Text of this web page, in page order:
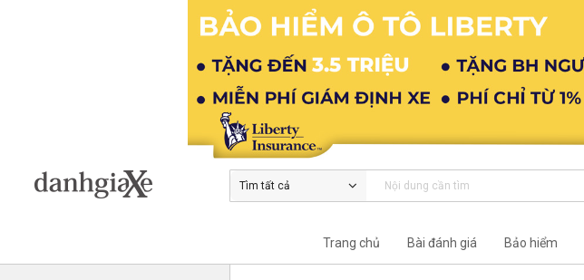
Tìm tất cả
Trang chủ Bài đánh giá Bảo hiểm